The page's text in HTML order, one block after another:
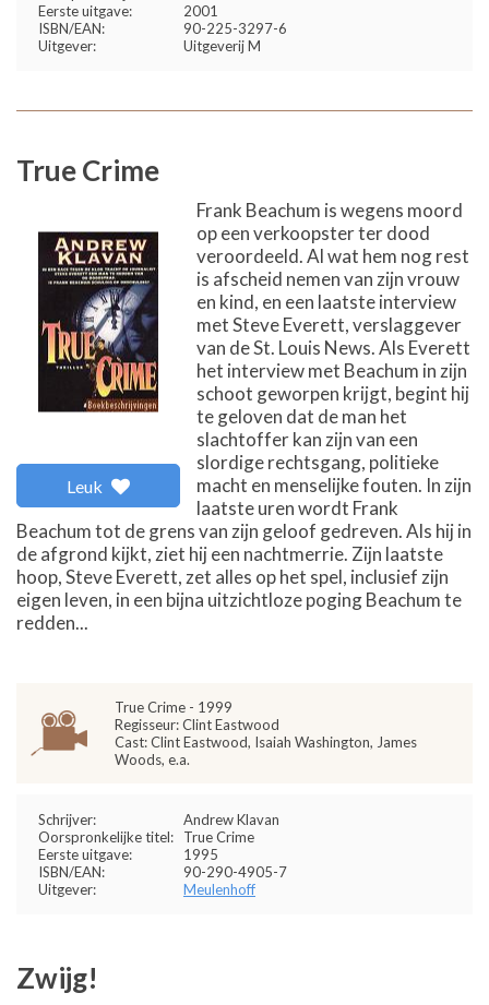
Eerste uitgave:
2001
ISBN/EAN:
90-225-3297-6
Uitgever:
Uitgeverij M
True Crime
Leuk
Frank Beachum is wegens moord
op een verkoopster ter dood
veroordeeld. Al wat hem nog rest
is afscheid nemen van zijn vrouw
en kind, en een laatste interview
met Steve Everett, verslaggever
van de St. Louis News. Als Everett
het interview met Beachum in zijn
schoot geworpen krijgt, begint hij
te geloven dat de man het
slachtoffer kan zijn van een
slordige rechtsgang, politieke
macht en menselijke fouten. In zijn
laatste uren wordt Frank
Beachum tot de grens van zijn geloof gedreven. Als hij in
de afgrond kijkt, ziet hij een nachtmerrie. Zijn laatste
hoop, Steve Everett, zet alles op het spel, inclusief zijn
eigen leven, in een bijna uitzichtloze poging Beachum te
redden...
True Crime - 1999
Regisseur: Clint Eastwood
Cast: Clint Eastwood, Isaiah Washington, James
Woods, e.a.
Schrijver:
Andrew Klavan
Oorspronkelijke titel:
True Crime
Eerste uitgave:
1995
ISBN/EAN:
90-290-4905-7
Uitgever:
Meulenhoff
Zwijg!